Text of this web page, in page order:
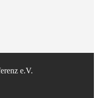
e.V.